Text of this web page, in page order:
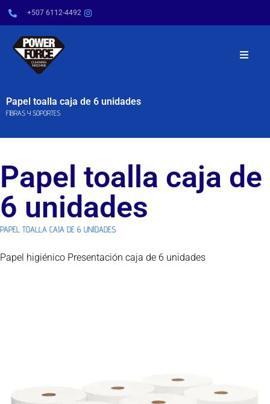
+507 6112-4492
SERVICIOS
CONTÁCTENOS
Papel toalla caja de 6 unidades
FIBRAS Y SOPORTES
Papel toalla caja de
6 unidades
PAPEL TOALLA CAJA DE 6 UNIDADES
Papel higiénico Presentación caja de 6 unidades